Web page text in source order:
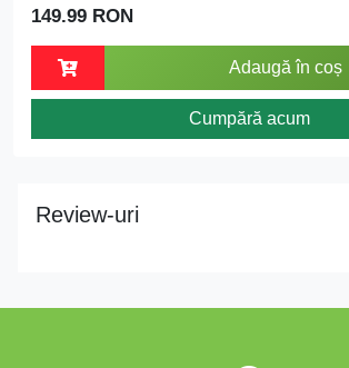
149.99 RON
Adaugă în coș
Cumpără acum
Review-uri